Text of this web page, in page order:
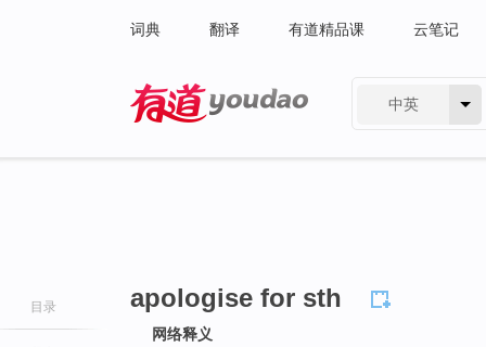
词典 翻译 有道精品课 云笔记
中英
目录 apologise for sth
网络释义